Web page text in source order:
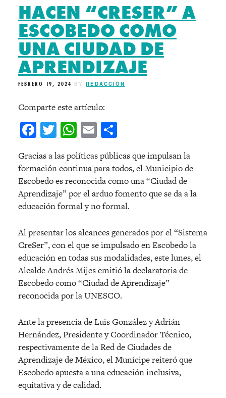
HACEN “CRESER” A
ESCOBEDO COMO
UNA CIUDAD DE
APRENDIZAJE
FEBRERO 19, 2024 BY REDACCIÓN
Comparte este artículo:
Facebook
Twitter
WhatsApp
Email
Gracias a las políticas públicas que impulsan la
formación continua para todos, el Municipio de
Escobedo es reconocida como una “Ciudad de
Aprendizaje” por el arduo fomento que se da a la
educación formal y no formal.
Al presentar los alcances generados por el “Sistema
CreSer”, con el que se impulsado en Escobedo la
educación en todas sus modalidades, este lunes, el
Alcalde Andrés Mijes emitió la declaratoria de
Escobedo como “Ciudad de Aprendizaje”
reconocida por la UNESCO.
Ante la presencia de Luis González y Adrián
Hernández, Presidente y Coordinador Técnico,
respectivamente de la Red de Ciudades de
Aprendizaje de México, el Munícipe reiteró que
Escobedo apuesta a una educación inclusiva,
equitativa y de calidad.